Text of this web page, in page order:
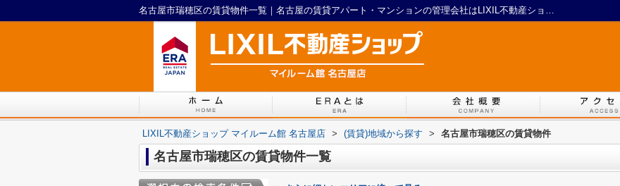
名古屋市瑞穂区の賃貸物件一覧｜名古屋の賃貸アパート・マンションの管理会社はLIXIL不動産ショップ マイルーム館 名古屋店
LIXIL不動産ショップ マイルーム館 名古屋店 > (賃貸)地域から探す > 名古屋市瑞穂区の賃貸物件
名古屋市瑞穂区の賃貸物件一覧